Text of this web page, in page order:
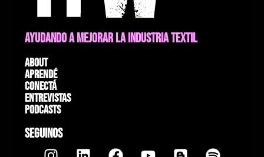
AYUDANDO A MEJORAR LA INDUSTRIA TEXTIL
About
Aprendé
Conectá
Entrevistas
Podcasts
SEGUINOS